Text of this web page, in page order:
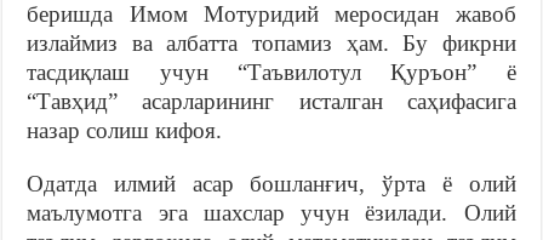
беришда Имом Мотуридий меросидан жавоб
излаймиз ва албатта топамиз ҳам. Бу фикрни
тасдиқлаш учун “Таъвилотул Қуръон” ё
“Тавҳид” асарларининг исталган саҳифасига
назар солиш кифоя.
Одатда илмий асар бошланғич, ўрта ё олий
маълумотга эга шахслар учун ёзилади. Олий